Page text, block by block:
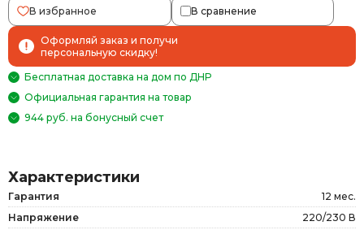
В избранное В сравнение
Оформляй заказ и получи
персональную скидку!
Бесплатная доставка на дом по ДНР
Официальная гарантия на товар
944 руб. на бонусный счет
Характеристики
Гарантия
12 мес.
Напряжение
220/230 В